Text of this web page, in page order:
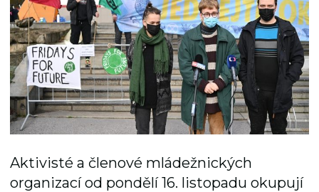
Aktivisté a členové mládežnických
organizací od pondělí 16. listopadu okupují